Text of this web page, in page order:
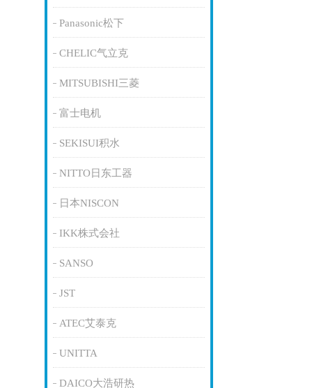
Panasonic松下
CHELIC气立克
MITSUBISHI三菱
富士电机
SEKISUI积水
NITTO日东工器
日本NISCON
IKK株式会社
SANSO
JST
ATEC艾泰克
UNITTA
DAICO大浩研热